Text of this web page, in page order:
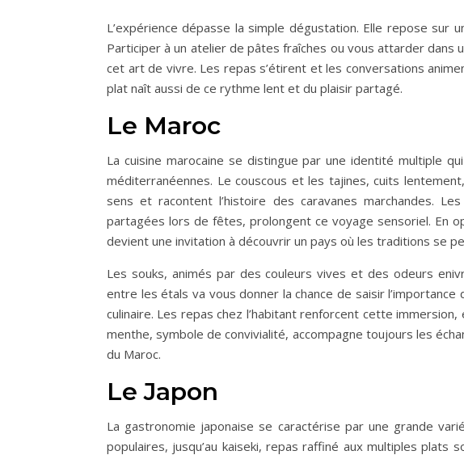
L’expérience dépasse la simple dégustation. Elle repose sur
Participer à un atelier de pâtes fraîches ou vous attarder
cet art de vivre. Les repas s’étirent et les conversations
plat naît aussi de ce rythme lent et du plaisir partagé.
Le Maroc
La cuisine marocaine se distingue par une identité multiple
méditerranéennes. Le couscous et les tajines, cuits
sens et racontent l’histoire des caravanes marchandes.
partagées lors de fêtes, prolongent ce voyage sensoriel. En
devient une invitation à découvrir un pays où les traditions se
Les souks, animés par des couleurs vives et des odeurs
entre les étals va vous donner la chance de saisir
culinaire. Les repas chez l’habitant renforcent cette
menthe, symbole de convivialité, accompagne toujours les
du Maroc.
Le Japon
La gastronomie japonaise se caractérise par une grande
populaires, jusqu’au kaiseki, repas raffiné aux multiples plats